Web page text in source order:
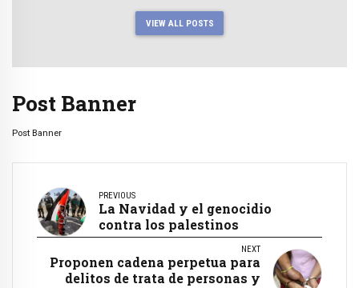
VIEW ALL POSTS
Post Banner
Post Banner
PREVIOUS
La Navidad y el genocidio
contra los palestinos
NEXT
Proponen cadena perpetua para
delitos de trata de personas y